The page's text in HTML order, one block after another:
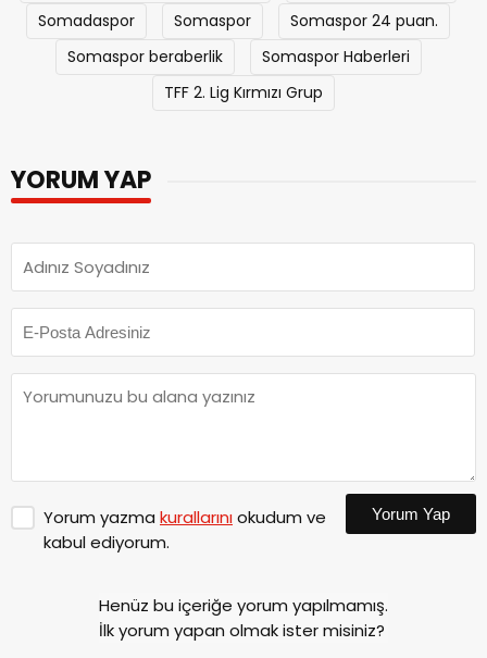
Somadaspor
Somaspor
Somaspor 24 puan.
Somaspor beraberlik
Somaspor Haberleri
TFF 2. Lig Kırmızı Grup
YORUM YAP
Yorum yazma kurallarınıokudum ve
kabul ediyorum.
Yorum Yap
Henüz bu içeriğe yorum yapılmamış.
İlk yorum yapan olmak ister misiniz?